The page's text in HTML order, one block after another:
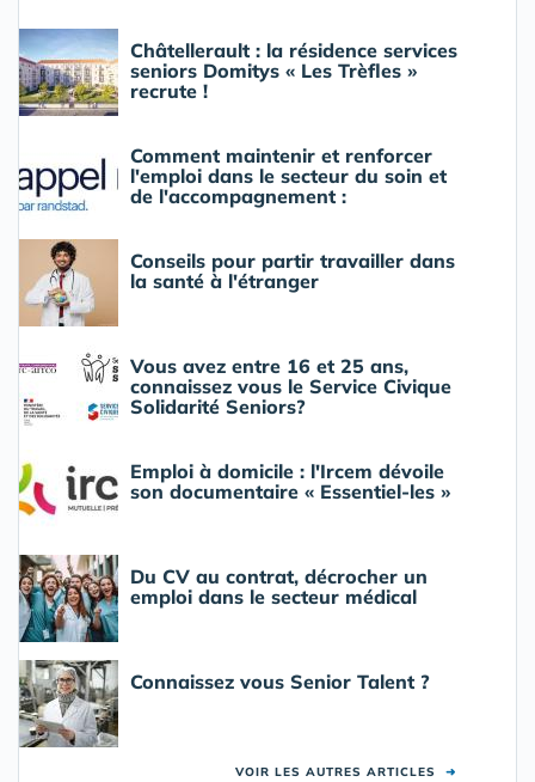
Châtellerault : la résidence services
seniors Domitys « Les Trèfles »
recrute !
Comment maintenir et renforcer
l'emploi dans le secteur du soin et
de l'accompagnement :
Conseils pour partir travailler dans
la santé à l'étranger
Vous avez entre 16 et 25 ans,
connaissez vous le Service Civique
Solidarité Seniors?
Emploi à domicile : l'Ircem dévoile
son documentaire « Essentiel-les »
Du CV au contrat, décrocher un
emploi dans le secteur médical
Connaissez vous Senior Talent ?
VOIR LES AUTRES ARTICLES ➜